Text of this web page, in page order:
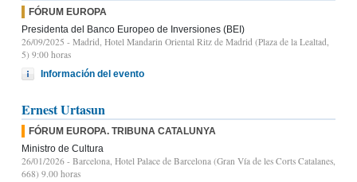
FÓRUM EUROPA
Presidenta del Banco Europeo de Inversiones (BEI)
26/09/2025 - Madrid, Hotel Mandarin Oriental Ritz de Madrid (Plaza de la Lealtad,
5) 9:00 horas
Información del evento
Ernest Urtasun
FÓRUM EUROPA. TRIBUNA CATALUNYA
Ministro de Cultura
26/01/2026 - Barcelona, Hotel Palace de Barcelona (Gran Vía de les Corts Catalanes,
668) 9.00 horas